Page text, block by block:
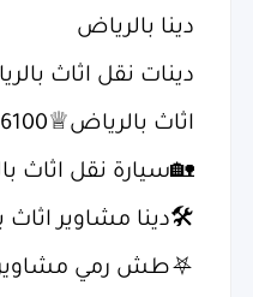
دينا بالرياض
دينات نقل اثاث
اثاث بالرياض♕0533286100
؜🏡سيارة نقل اثاث بالرياض
؜🛠دينا مشاوير اثاث بالرياض
؜⛧طش رمي مشاوير